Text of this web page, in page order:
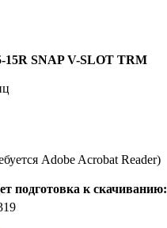
SNAP V-SLOT TRM
Adobe Acrobat Reader)
подготовка к скачиванию: